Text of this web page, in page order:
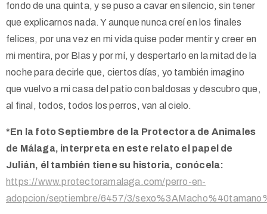
fondo de una quinta, y se puso a cavar en silencio, sin tener
que explicarnos nada. Y aunque nunca creí en los finales
felices, por una vez en mi vida quise poder mentir y creer en
mi mentira, por Blas y por mí, y despertarlo en la mitad de la
noche para decirle que, ciertos días, yo también imagino
que vuelvo a mi casa del patio con baldosas y descubro que,
al final, todos, todos los perros, van al cielo.
*En la foto Septiembre de la Protectora de Animales
de Málaga, interpreta en este relato el papel de
Julián, él también tiene su historia, conócela:
https://www.protectoramalaga.com/perro-en-
adopcion/septiembre/6457/3/